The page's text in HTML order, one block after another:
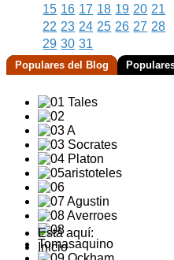
15 16 17 18 19 20 21
22 23 24 25 26 27 28
29 30 31
Populares del Blog
Está aquí:
Inicio